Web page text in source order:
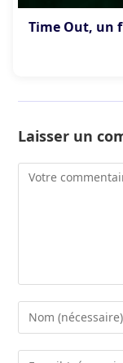
Time Out, un
Laisser un
Comment
Enter
your
name
Enter